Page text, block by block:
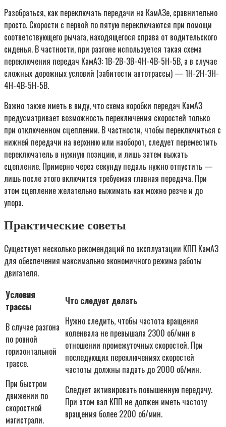
Разобраться, как переключать передачи на КамАЗе, сравнительно
просто. Скорости с первой по пятую переключаются при помощи
соответствующего рычага, находящегося справа от водительского
сиденья. В частности, при разгоне используется такая схема
переключения передач КамАЗ: 1B-2B-3B-4Н-4B-5Н-5B, а в случае
сложных дорожных условий (забитости автотрассы) — 1H-2H-ЗH-
4H-4В-5H-5В.
Важно также иметь в виду, что схема коробки передач КамАЗ
предусматривает возможность переключения скоростей только
при отключенном сцеплении. В частности, чтобы переключиться с
нижней передачи на верхнюю или наоборот, следует переместить
переключатель в нужную позицию, и лишь затем выжать
сцепление. Примерно через секунду педаль нужно отпустить —
лишь после этого включится требуемая главная передача. При
этом сцепление желательно выжимать как можно резче и до
упора.
Практические советы
Существует несколько рекомендаций по эксплуатации КПП КамАЗ
для обеспечения максимально экономичного режима работы
двигателя.
Условия
трассы
Что следует делать
В случае разгона
по ровной
горизонтальной
трассе.
Нужно следить, чтобы частота вращения
коленвала не превышала 2300 об/мин в
отношении промежуточных скоростей. При
последующих переключениях скоростей
частоты должны падать до 2000 об/мин.
При быстром
движении по
скоростной
магистрали.
Следует активировать повышенную передачу.
При этом вал КПП не должен иметь частоту
вращения более 2200 об/мин.